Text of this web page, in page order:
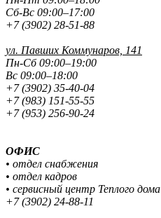
Сб-Вс 09:00–17:00
+7 (3902) 28-51-88
ул. Павших Коммунаров, 141
Пн-Сб 09:00–19:00
Вс 09:00–18:00
+7 (3902) 35-40-04
+7 (983) 151-55-55
+7 (953) 256-90-24
ОФИС
• отдел снабжения
• отдел кадров
• сервисный центр Теплого дома
+7 (3902) 24-88-11